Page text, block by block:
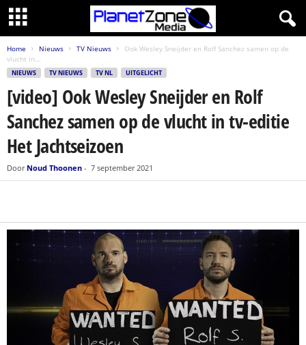
Home Nieuws TV Nieuws
Ook Wesley Sneijder en Rolf Sanchez samen op de
vlucht in...
NIEUWS TV NIEUWS TV NL UITGELICHT
[video] Ook Wesley Sneijder en Rolf
Sanchez samen op de vlucht in tv-editie
Het Jachtseizoen
Door Noud Thoonen - 7 september 2021